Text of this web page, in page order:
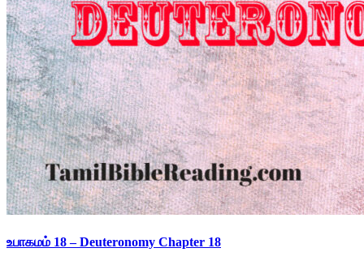
உபாகமம் 18 – Deuteronomy Chapter 18